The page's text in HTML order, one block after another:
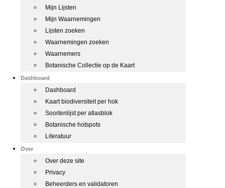
Mijn Lijsten
Mijn Waarnemingen
Lijsten zoeken
Waarnemingen zoeken
Waarnemers
Botanische Collectie op de Kaart
Dashboard
Dashboard
Kaart biodiversiteit per hok
Soortenlijst per atlasblok
Botanische hotspots
Literatuur
Over
Over deze site
Privacy
Beheerders en validatoren